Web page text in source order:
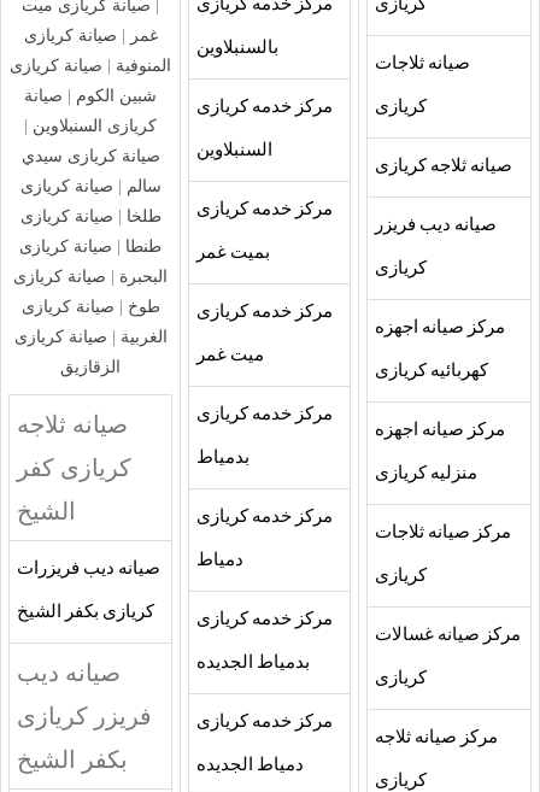
كريازى
صيانه ثلاجات
كريازى
صيانه ثلاجه كريازى
صيانه ديب فريزر
كريازى
مركز صيانه اجهزه
كهربائيه كريازى
مركز صيانه اجهزه
منزليه كريازى
مركز صيانه ثلاجات
كريازى
مركز صيانه غسالات
كريازى
مركز صيانه ثلاجه
كريازى
مركز خدمه كريازى
بالسنبلاوين
مركز خدمه كريازى
السنبلاوين
مركز خدمه كريازى
بميت غمر
مركز خدمه كريازى
ميت غمر
مركز خدمه كريازى
بدمياط
مركز خدمه كريازى
دمياط
مركز خدمه كريازى
بدمياط الجديده
مركز خدمه كريازى
دمياط الجديده
صيانة كريازى ميت
غمر
صيانة كريازى
المنوفية
صيانة كريازى
شبين الكوم
صيانة
كريازى السنبلاوين
صيانة كريازى سيدي
سالم
صيانة كريازى
طلخا
صيانة كريازى
طنطا
صيانة كريازى
البحبرة
صيانة كريازى
طوخ
صيانة كريازى
الغربية
صيانة كريازى
الزقازيق
صيانه ثلاجه
كريازى كفر
الشيخ
صيانه ديب فريزرات
كريازى بكفر الشيخ
صيانه ديب
فريزر كريازى
بكفر الشيخ